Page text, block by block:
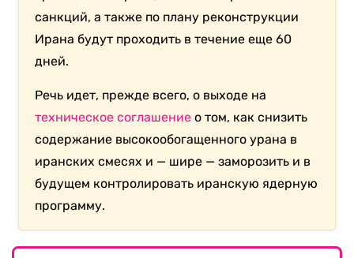
санкций, а также по плану реконструкции
Ирана будут проходить в течение еще 60
дней.
Речь идет, прежде всего, о выходе на
техническое соглашение о том, как снизить
содержание высокообогащенного урана в
иранских смесях и — шире — заморозить и в
будущем контролировать иранскую ядерную
программу.